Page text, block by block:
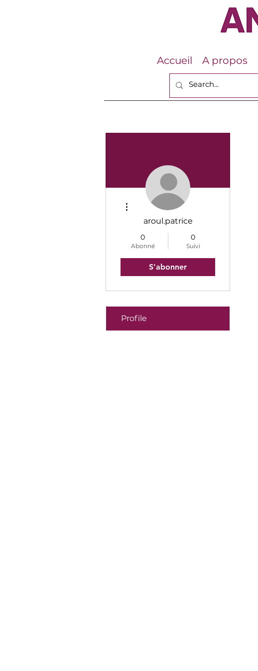
Accueil
A propos
aroul.patrice
0
Abonné
0
Suivi
S'abonner
Plus d'actions
Profile